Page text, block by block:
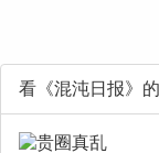
看《混沌日报》